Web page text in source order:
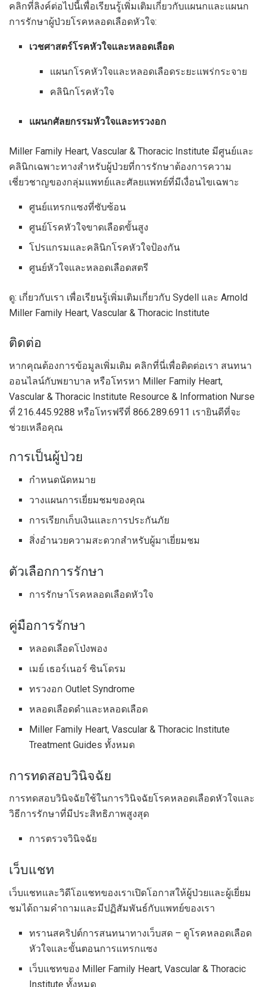
คลิกที่ลิงค์ต่อไปนี้เพื่อเรียนรู้เพิ่มเติมเกี่ยวกับแผนกและแผนก
การรักษาผู้ป่วยโรคหลอดเลือดหัวใจ:
เวชศาสตร์โรคหัวใจและหลอดเลือด
แผนกโรคหัวใจและหลอดเลือดระยะแพร่กระจาย
คลินิกโรคหัวใจ
แผนกศัลยกรรมหัวใจและทรวงอก
Miller Family Heart, Vascular & Thoracic Institute มีศูนย์และ
คลินิกเฉพาะทางสำหรับผู้ป่วยที่การรักษาต้องการความ
เชี่ยวชาญของกลุ่มแพทย์และศัลยแพทย์ที่มีเงื่อนไขเฉพาะ
ศูนย์แทรกแซงที่ซับซ้อน
ศูนย์โรคหัวใจขาดเลือดขั้นสูง
โปรแกรมและคลินิกโรคหัวใจป้องกัน
ศูนย์หัวใจและหลอดเลือดสตรี
ดู: เกี่ยวกับเรา เพื่อเรียนรู้เพิ่มเติมเกี่ยวกับ Sydell และ Arnold
Miller Family Heart, Vascular & Thoracic Institute
ติดต่อ
หากคุณต้องการข้อมูลเพิ่มเติม คลิกที่นี่เพื่อติดต่อเรา สนทนา
ออนไลน์กับพยาบาล หรือโทรหา Miller Family Heart,
Vascular & Thoracic Institute Resource & Information Nurse
ที่ 216.445.9288 หรือโทรฟรีที่ 866.289.6911 เรายินดีที่จะ
ช่วยเหลือคุณ
การเป็นผู้ป่วย
กำหนดนัดหมาย
วางแผนการเยี่ยมชมของคุณ
การเรียกเก็บเงินและการประกันภัย
สิ่งอำนวยความสะดวกสำหรับผู้มาเยี่ยมชม
ตัวเลือกการรักษา
การรักษาโรคหลอดเลือดหัวใจ
คู่มือการรักษา
หลอดเลือดโป่งพอง
เมย์ เธอร์เนอร์ ซินโดรม
ทรวงอก Outlet Syndrome
หลอดเลือดดำและหลอดเลือด
Miller Family Heart, Vascular & Thoracic Institute
Treatment Guides ทั้งหมด
การทดสอบวินิจฉัย
การทดสอบวินิจฉัยใช้ในการวินิจฉัยโรคหลอดเลือดหัวใจและ
วิธีการรักษาที่มีประสิทธิภาพสูงสุด
การตรวจวินิจฉัย
เว็บแชท
เว็บแชทและวิดีโอแชทของเราเปิดโอกาสให้ผู้ป่วยและผู้เยี่ยม
ชมได้ถามคำถามและมีปฏิสัมพันธ์กับแพทย์ของเรา
ทรานสคริปต์การสนทนาทางเว็บสด – ดูโรคหลอดเลือด
หัวใจและขั้นตอนการแทรกแซง
เว็บแชทของ Miller Family Heart, Vascular & Thoracic
Institute ทั้งหมด